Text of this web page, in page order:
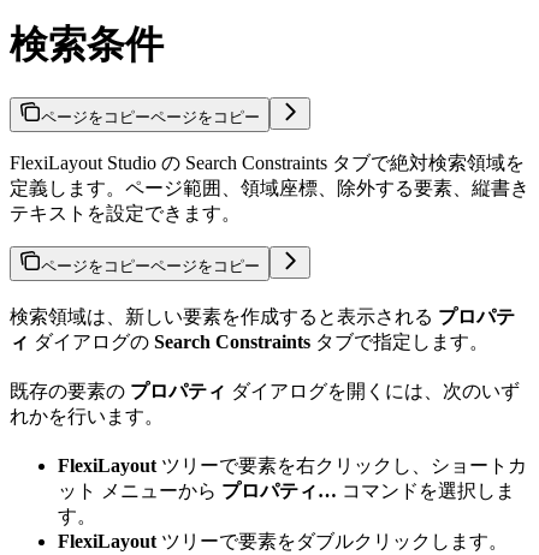
検索条件
ページをコピーページをコピー
FlexiLayout Studio の Search Constraints タブで絶対検索領域を
定義します。ページ範囲、領域座標、除外する要素、縦書き
テキストを設定できます。
ページをコピーページをコピー
検索領域は、新しい要素を作成すると表示される プロパテ
ィ ダイアログの Search Constraints タブで指定します。
既存の要素の プロパティ ダイアログを開くには、次のいず
れかを行います。
FlexiLayout ツリーで要素を右クリックし、ショートカ
ット メニューから プロパティ… コマンドを選択しま
す。
FlexiLayout ツリーで要素をダブルクリックします。